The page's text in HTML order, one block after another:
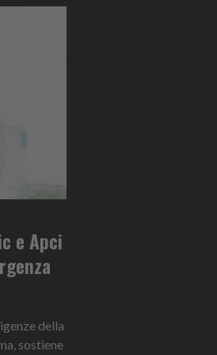
e Apci
della
sostiene